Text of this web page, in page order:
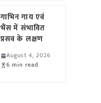
गाभिन गाय एवं
भैंस में संभावित
प्रसव के लक्षण
August 4, 2026
6 min read